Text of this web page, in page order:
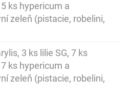
ks hypericum a
zeleň (pistacie, robelini,
3 ks lilie SG, 7 ks
ks hypericum a
zeleň (pistacie, robelini,